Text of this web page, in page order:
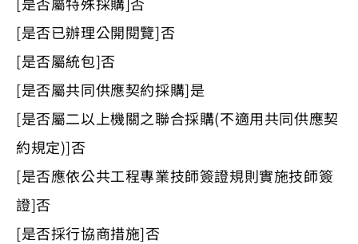
[是否已辦理公開閱覽]否
[是否屬統包]否
[是否屬共同供應契約採購]是
[是否屬二以上機關之聯合採購(不適用共同供應契
約規定)]否
[是否應依公共工程專業技師簽證規則實施技師簽
證]否
[是否採行協商措施]否